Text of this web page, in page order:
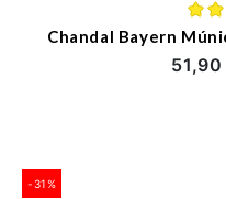
Chandal Bayern
-31%